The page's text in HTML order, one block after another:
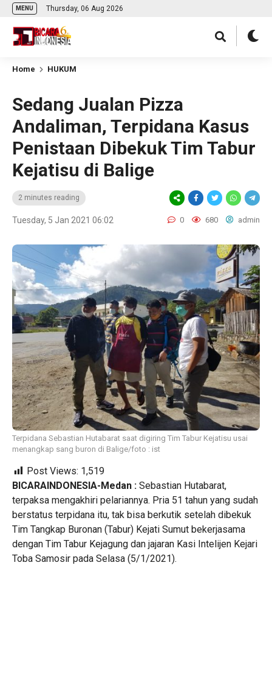
MENU Thursday, 06 Aug 2026
Home HUKUM
Sedang Jualan Pizza
Andaliman, Terpidana Kasus
Penistaan Dibekuk Tim Tabur
Kejatisu di Balige
2 minutes reading
Tuesday, 5 Jan 2021 06:02 0 680 admin
Terpidana Sebastian Hutabarat saat digiring Tim Tabur Kejatisu usai
menangkap sang buron di Balige/foto : ist
Post Views: 1,519
BICARAINDONESIA-Medan : Sebastian Hutabarat,
terpaksa mengakhiri pelariannya. Pria 51 tahun yang sudah
berstatus terpidana itu, tak bisa berkutik setelah dibekuk
Tim Tangkap Buronan (Tabur) Kejati Sumut bekerjasama
dengan Tim Tabur Kejagung dan jajaran Kasi Intelijen Kejari
Toba Samosir pada Selasa (5/1/2021).